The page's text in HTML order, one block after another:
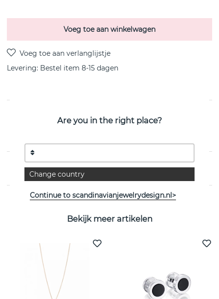
Voeg toe aan winkelwagen
Levering: Bestel item 8-15 dagen
PRODUCTOMSCHRIJVING
EIGENSCHAPPEN
Bekijk meer artikelen
Are you in the right place?
Change country
Continue to scandinavianjewelrydesign.nl>